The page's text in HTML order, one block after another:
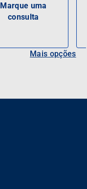
Marque uma
consulta
Mais opções